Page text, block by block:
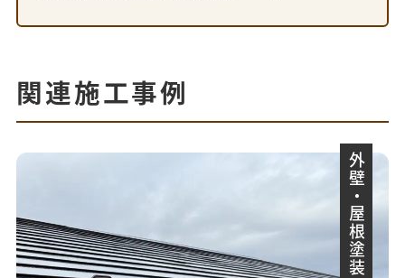
関連施工事例
外壁・屋根塗装